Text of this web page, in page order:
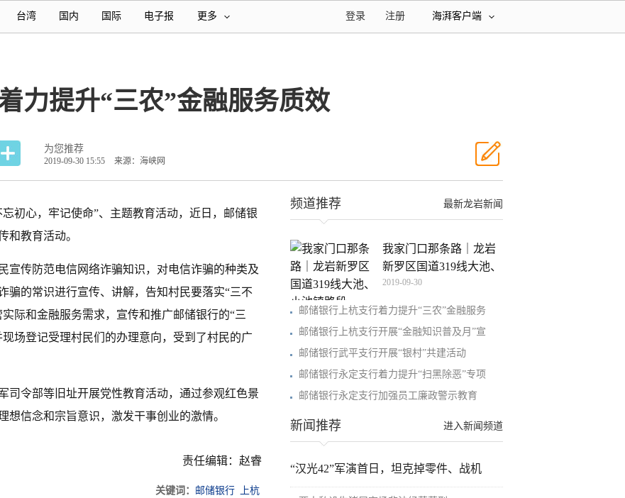
台湾 国内 国际 电子报 更多 海湃客户端
注册
登录
力提升“三农”金融服务质效
为您推荐
2019-09-30 15:55 来源：海峡网
初心，牢记使命”、主题教育活动，近日，邮储银
和教育活动。
宣传防范电信网络诈骗知识，对电信诈骗的种类及
骗的常识进行宣传、讲解，告知村民要落实“三不
际和金融服务需求，宣传和推广邮储银行的“三
场登记受理村民们的办理意向，受到了村民的广
司令部等旧址开展党性教育活动，通过参观红色景
信念和宗旨意识，激发干事创业的激情。
责任编辑：赵睿
关键词： 邮储银行
上杭
最新龙岩新闻
频道推荐
我家门口那条路｜龙岩
新罗区国道319线大池、
2019-09-30
邮储银行上杭支行着力提升“三农”金融服务
邮储银行上杭支行开展“金融知识普及月”宣
邮储银行武平支行开展“银村”共建活动
邮储银行永定支行着力提升“扫黑除恶”专项
邮储银行永定支行加强员工廉政警示教育
进入新闻频道
新闻推荐
“汉光42”军演首日，坦克掉零件、战机